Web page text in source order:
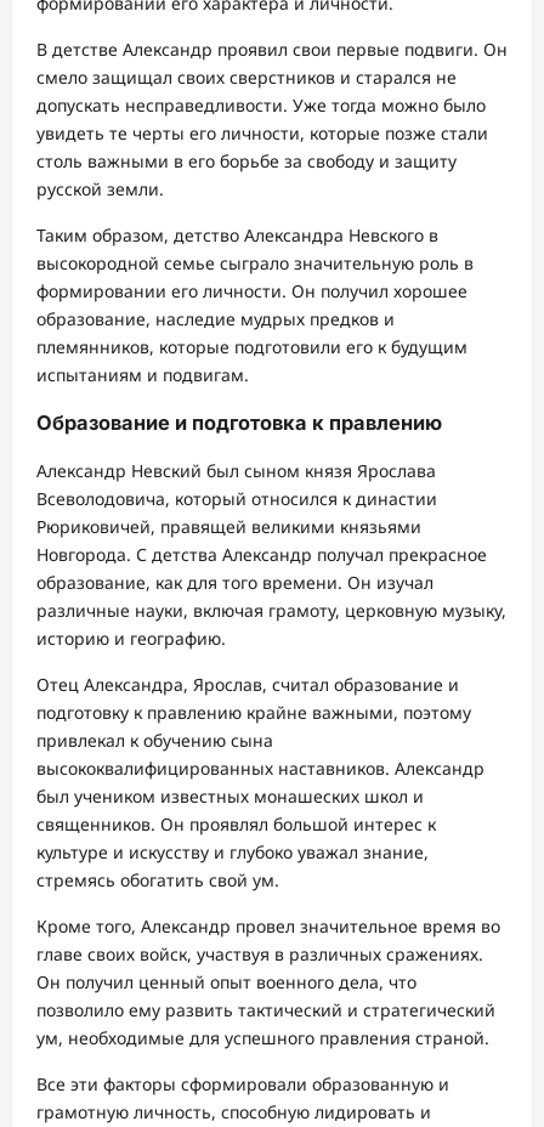
В детстве Александр проявил свои первые подвиги. Он
смело защищал своих сверстников и старался не
допускать несправедливости. Уже тогда можно было
увидеть те черты его личности, которые позже стали
столь важными в его борьбе за свободу и защиту
русской земли.
Таким образом, детство Александра Невского в
высокородной семье сыграло значительную роль в
формировании его личности. Он получил хорошее
образование, наследие мудрых предков и
племянников, которые подготовили его к будущим
испытаниям и подвигам.
Образование и подготовка к правлению
Александр Невский был сыном князя Ярослава
Всеволодовича, который относился к династии
Рюриковичей, правящей великими князьями
Новгорода. С детства Александр получал прекрасное
образование, как для того времени. Он изучал
различные науки, включая грамоту, церковную музыку,
историю и географию.
Отец Александра, Ярослав, считал образование и
подготовку к правлению крайне важными, поэтому
привлекал к обучению сына
высококвалифицированных наставников. Александр
был учеником известных монашеских школ и
священников. Он проявлял большой интерес к
культуре и искусству и глубоко уважал знание,
стремясь обогатить свой ум.
Кроме того, Александр провел значительное время во
главе своих войск, участвуя в различных сражениях.
Он получил ценный опыт военного дела, что
позволило ему развить тактический и стратегический
ум, необходимые для успешного правления страной.
Все эти факторы сформировали образованную и
грамотную личность, способную лидировать и